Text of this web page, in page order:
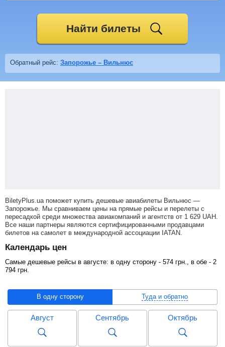
Найти билеты
Обратный рейс: Запорожье – Вильнюс
BiletyPlus.ua поможет купить дешевые авиабилеты Вильнюс —
Запорожье. Мы сравниваем цены на прямые рейсы и перелеты с
пересадкой среди множества авиакомпаний и агентств от 1 629 UAH
Все наши партнеры являются сертифицированными продавцами
билетов на самолет в международной ассоциации IATAN.
Календарь цен
Самые дешевые рейсы в августе: в одну сторону - 574 грн ., в обе - 2
794 грн
В одну сторону Туда и обратно
Август Сентябрь Октябрь